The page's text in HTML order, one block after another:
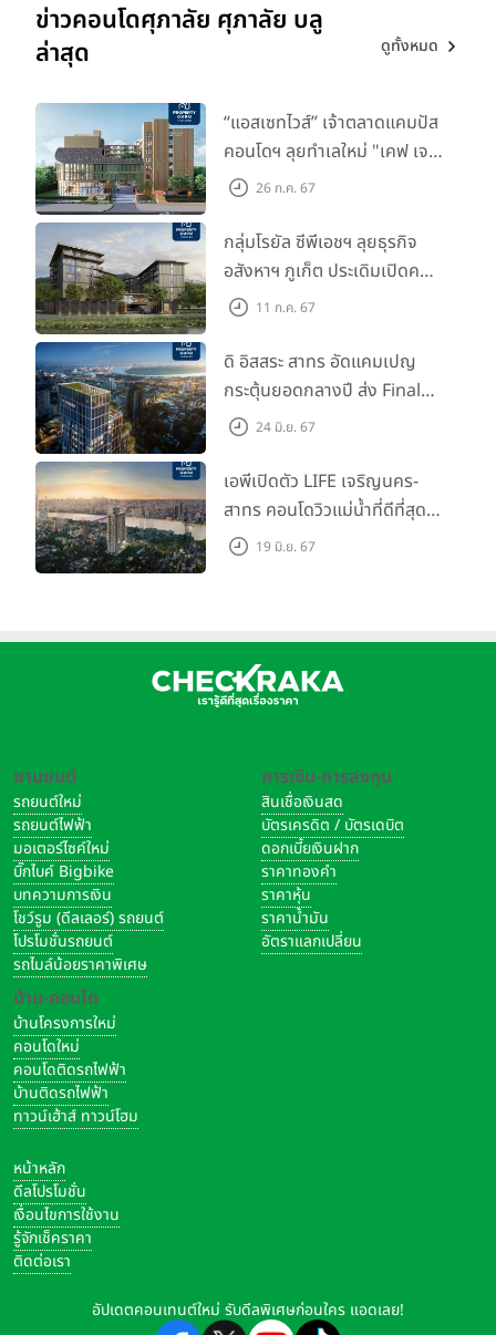
ข่าวคอนโดศุภาลัย ศุภาลัย บลู
ล่าสุด
ดูทั้งหมด
“แอสเซทไวส์” เจ้าตลาดแคมปัส
คอนโดฯ ลุยทำเลใหม่ "เคฟ เจ
เนซิส นครปฐม" จับมือพาร์ท
26 ก.ค. 67
กลุ่มโรยัล ซีพีเอชฯ ลุยธุรกิจ
อสังหาฯ ภูเก็ต ประเดิมเปิดคอน
โดฯ "เลค อเวนิว ภูเก็ต" พรีเซล
11 ก.ค. 67
ดิ อิสสระ สาทร อัดแคมเปญ
กระตุ้นยอดกลางปี ส่ง Final
Call ห้องหลุดดาวน์ หั่นราคา
24 มิ.ย. 67
เอพีเปิดตัว LIFE เจริญนคร-
สาทร คอนโดวิวแม่น้ำที่ดีที่สุด
กับชีวิตที่เหนือกว่าในทุกมิติ
19 มิ.ย. 67
ยานยนต์
รถยนต์ใหม่
รถยนต์ไฟฟ้า
มอเตอร์ไซค์ใหม่
บิ๊กไบค์ Bigbike
บทความการเงิน
โชว์รูม (ดีลเลอร์) รถยนต์
โปรโมชั่นรถยนต์
รถไมล์น้อยราคาพิเศษ
บ้าน-คอนโด
บ้านโครงการใหม่
คอนโดใหม่
คอนโดติดรถไฟฟ้า
บ้านติดรถไฟฟ้า
ทาวน์เฮ้าส์ ทาวน์โฮม
การเงิน-การลงทุน
สินเชื่อเงินสด
บัตรเครดิต / บัตรเดบิต
ดอกเบี้ยเงินฝาก
ราคาทองคำ
ราคาหุ้น
ราคาน้ำมัน
อัตราแลกเปลี่ยน
หน้าหลัก
ดีลโปรโมชั่น
เงื่อนไขการใช้งาน
รู้จักเช็คราคา
ติดต่อเรา
อัปเดตคอนเทนต์ใหม่ รับดีลพิเศษก่อนใคร แอดเลย!